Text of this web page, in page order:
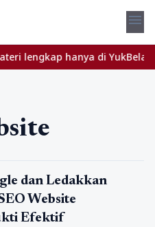
menu
hanya di
dan Ledakkan
Website
Efektif